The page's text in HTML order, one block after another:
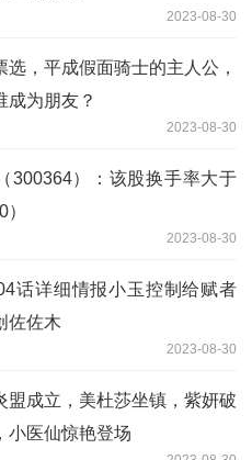
2023-08-30
选，平成假面骑士的主人公，
成为朋友？
2023-08-30
300364）：该股换手率大于
2023-08-30
话详细情报小玉控制给赋者
佐佐木
2023-08-30
盟成立，美杜莎坐镇，紫妍破
小医仙惊艳登场